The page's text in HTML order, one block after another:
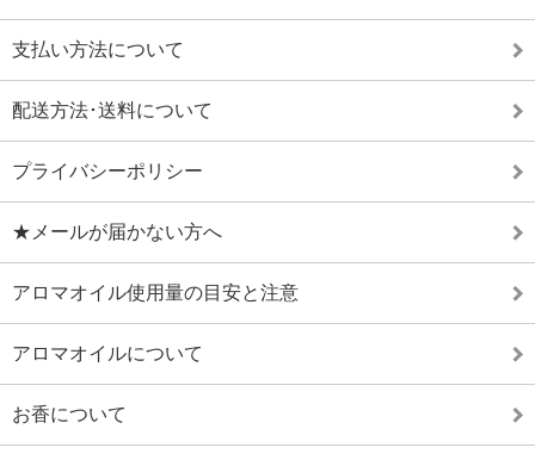
支払い方法について
配送方法･送料について
プライバシーポリシー
★メールが届かない方へ
アロマオイル使用量の目安と注意
アロマオイルについて
お香について